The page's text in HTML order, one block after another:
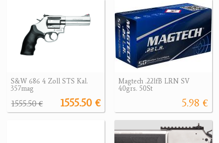
S&W 686 4 Zoll STS Kal.
357mag
1555.50 €
1555.50 €
Magtech .22lfB LRN SV
40grs. 50St
5.98 €